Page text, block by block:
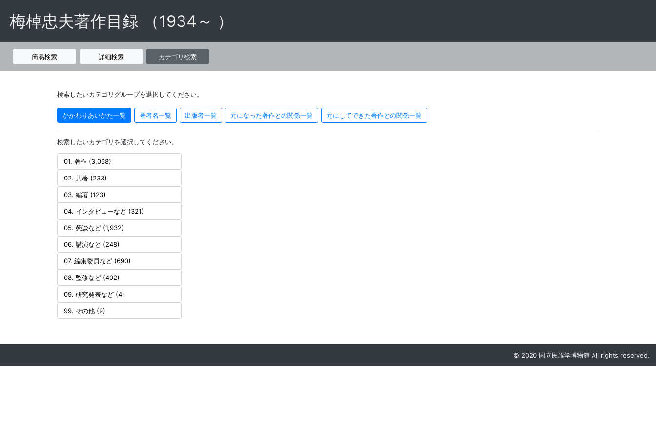
梅棹忠夫著作目録 （1934～ ）
簡易検索 詳細検索 カテゴリ検索
検索したいカテゴリグループを選択してください。
かかわりあいかた一覧 著者名一覧 出版者一覧 元になった著作との関係一覧 元にしてできた著作との関係一覧
検索したいカテゴリを選択してください。
01. 著作 (3,068)
02. 共著 (233)
03. 編著 (123)
04. インタビューなど (321)
05. 懇談など (1,932)
06. 講演など (248)
07. 編集委員など (690)
08. 監修など (402)
09. 研究発表など (4)
99. その他 (9)
© 2020 国立民族学博物館 All rights reserved.